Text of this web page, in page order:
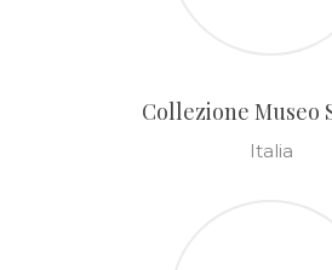
Collezione Museo
Italia